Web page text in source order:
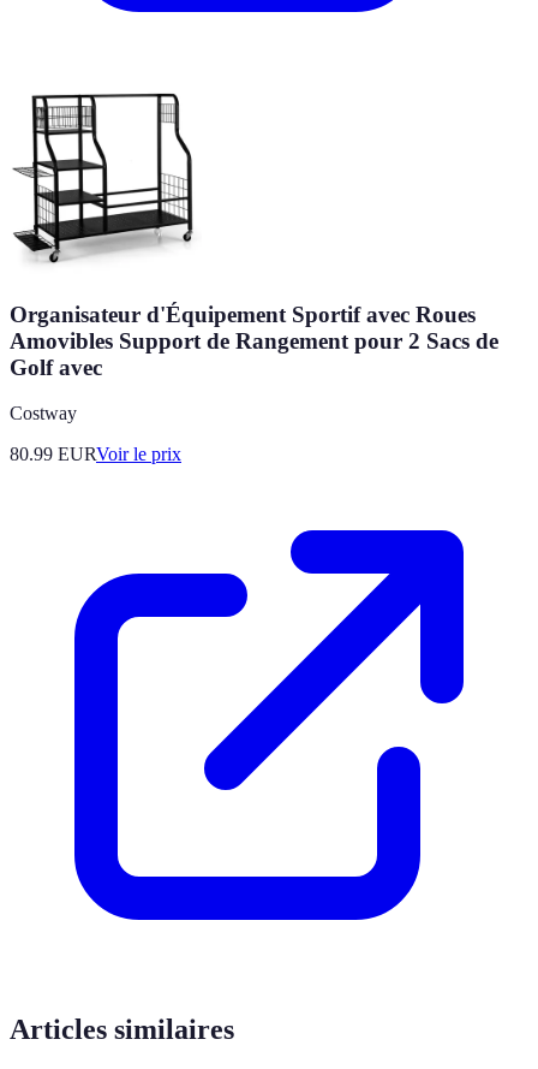
Organisateur d'Équipement Sportif avec Roues
Amovibles Support de Rangement pour 2 Sacs de
Golf avec
Costway
80.99 EURVoir le prix
Articles similaires